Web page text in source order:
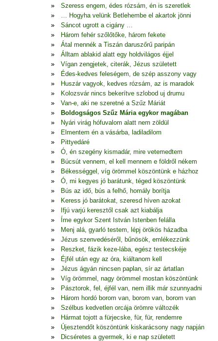
Szeress engem, édes rózsám, én is szeretlek
… Hogyha velünk Betlehembe el akartok jönni
Sáncot ugrott a cigány …
Három fehér szőlőtőke, három fekete
Átal mennék a Tiszán daruszőrű paripán
Álltam ablakid alatt egy holdvilágos éjjel
Vígan zengjetek, citerák, Jézus született
Édes-kedves feleségem, de szép asszony vagy
Huszár vagyok, kedves rózsám, az is maradok
Kolozsvár nincs bekerítve szlobod uj drumu
Van-e, aki ne szeretné a Szűz Máriát
Boldogságos Szűz Mária egykor magában
Nyári virág hófuvalom alatt nem zöldül
Elmentem én a vásárba, ladiladilom
Pittyedáré
Ó, én szegény kismadár, mire vetemedtem
Búcsút vennem, el kell mennem e földről nékem
Békességgel, víg örömmel köszöntünk e házhoz
Ó, mi kegyes jó barátunk, téged köszöntünk
Bús az idő, bús a felhő, homály borítja
Keress jó barátokat, szeresd híven azokat
Ifjú varjú keresztől csak azt kiabálja
Íme egykor Szent István Istenben felálla
Menj alá, gyarló testem, lépj örökös házadba
Jézus szenvedéséről, bűnösök, emlékezzünk
Reszket, fázik keze-lába, egész testecskéje
Éjfél után egy az óra, kiáltanom kell
Jézus ágyán nincsen paplan, sír az ártatlan
Víg örömmel, nagy örömmel mostan köszöntünk
Pásztorok, fel, éjfél van, nem illik már szunnyadni
Három hordó borom van, borom van, borom van
Szélbus kedvetlen orcája örömre változék
Hármat tojott a fürjecske, für, für, rendemre
Újesztendőt köszöntünk kiskarácsony nagy napján
Dicséretes a gyermek, ki e nap született